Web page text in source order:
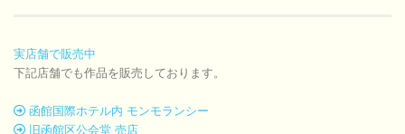
実店舗で販売中
下記店舗でも作品を販売しております。
函館国際ホテル内 モンモランシー
旧函館区公会堂 売店